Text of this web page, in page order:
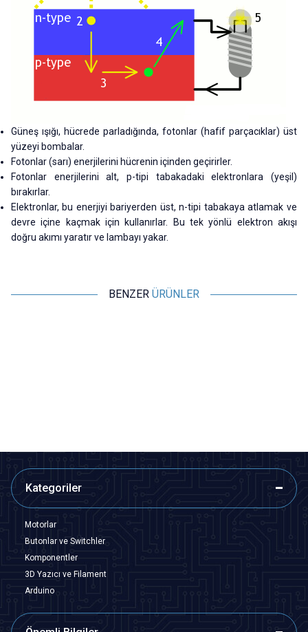
Güneş ışığı, hücrede parladığında, fotonlar (hafif parçacıklar) üst
yüzeyi bombalar.
Fotonlar (sarı) enerjilerini hücrenin içinden geçirirler.
Fotonlar enerjilerini alt, p-tipi tabakadaki elektronlara (yeşil)
bırakırlar.
Elektronlar, bu enerjiyi bariyerden üst, n-tipi tabakaya atlamak ve
devre içine kaçmak için kullanırlar. Bu tek yönlü elektron akışı
doğru akımı yaratır ve lambayı yakar.
BENZER ÜRÜNLER
Kategoriler
Motorlar
Butonlar ve Switchler
Komponentler
3D Yazıcı ve Filament
Arduino